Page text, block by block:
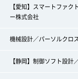
【愛知】スマートファ
ー株式会社
機械設計／パーソルクロ
【静岡】制御ソフト設